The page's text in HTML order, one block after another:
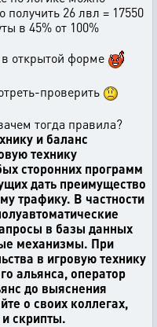
26 лвл = 17550
в 45% от 100%
открытой форме
проверить
тогда правила?
и баланс
технику
сторонних программ
дать преимущество
трафику. В частности
в базы данных
механизмы. При
в игровую технику
альянса, оператор
до выяснения
о своих коллегах,
скрипты.